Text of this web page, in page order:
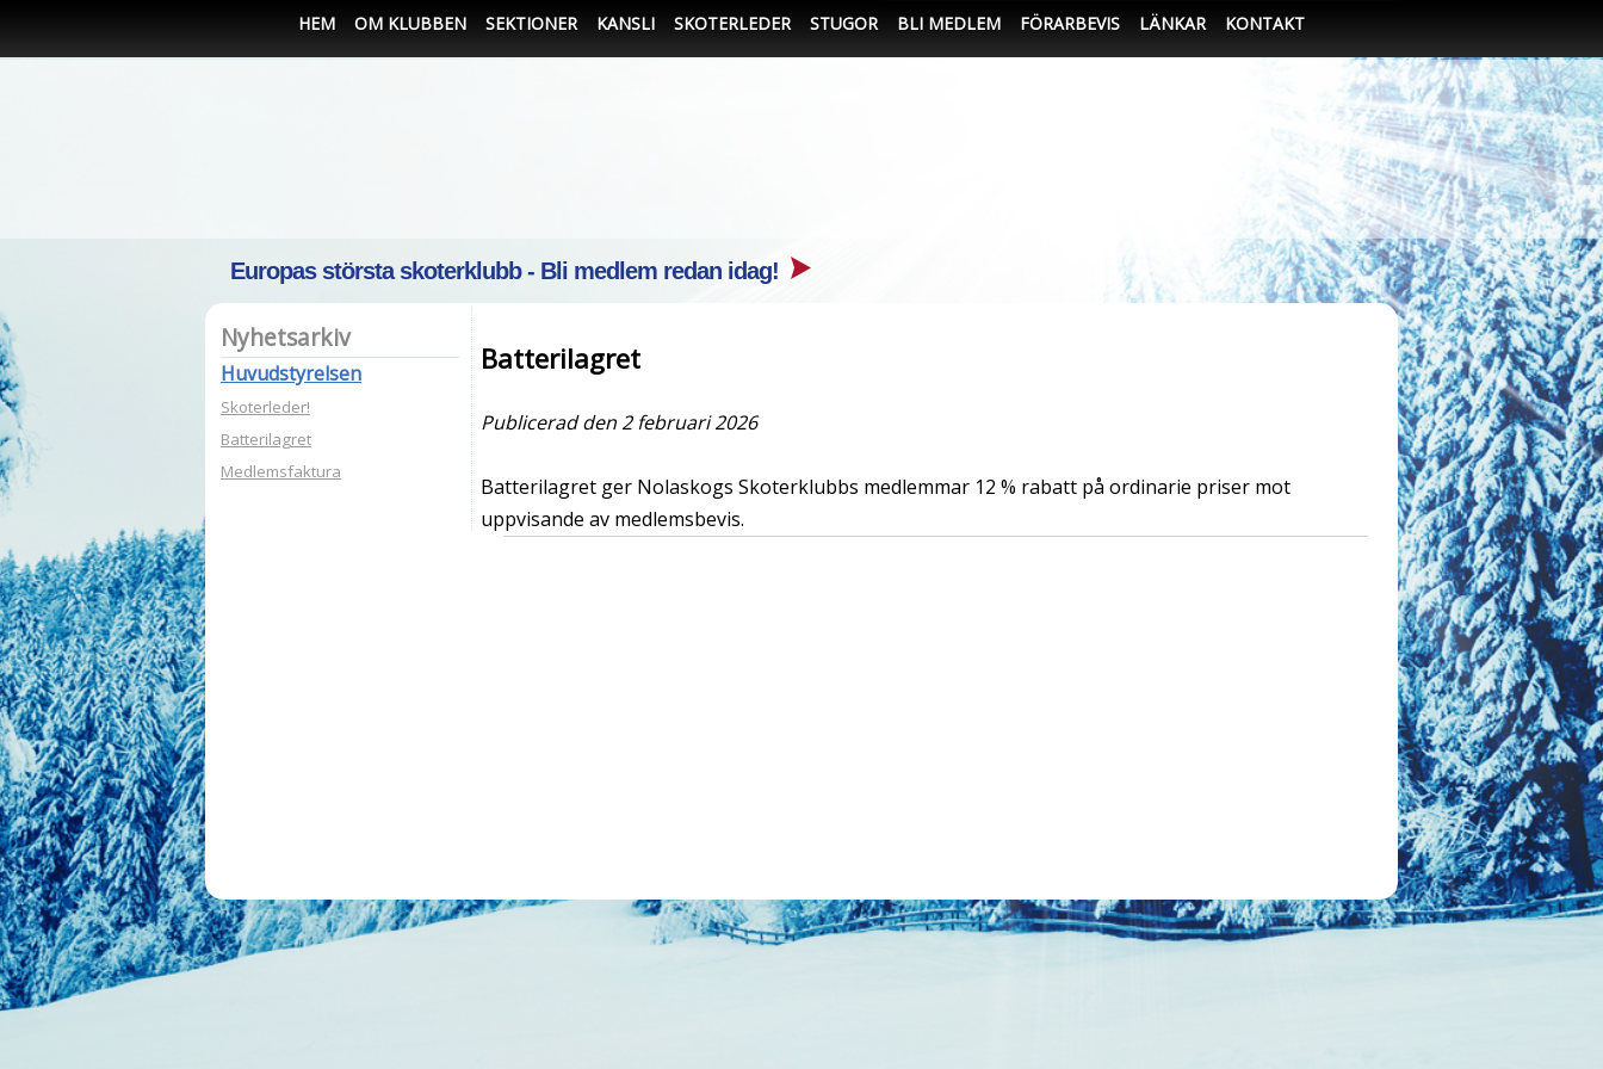
HEM OM KLUBBEN SEKTIONER KANSLI SKOTERLEDER STUGOR BLI MEDLEM FÖRARBEVIS LÄNKAR KONTAKT
Europas största skoterklubb - Bli medlem redan idag!
Nyhetsarkiv
Huvudstyrelsen
Skoterleder!
Batterilagret
Medlemsfaktura
Batterilagret
Publicerad den 2 februari 2026
Batterilagret ger Nolaskogs Skoterklubbs medlemmar 12 % rabatt på ordinarie priser mot
uppvisande av medlemsbevis.